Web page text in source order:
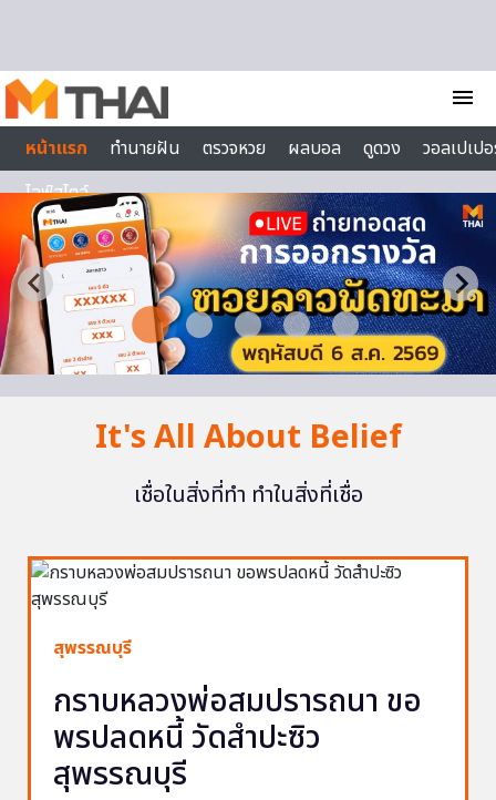
menu
หน้าแรก
ทำนายฝัน ตรวจหวย ผลบอล ดูดวง
วอลเปเป
ไลฟ์สไตล์
It's All About Belief
เชื่อในสิ่งที่ทำ ทำในสิ่งที่เชื่อ
สุพรรณบุรี
กราบหลวงพ่อสมปรารถนา ขอ
พรปลดหนี้ วัดสำปะซิว
สุพรรณบุรี